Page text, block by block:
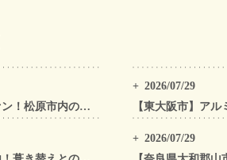
松原市の屋根工事・外壁工事・外装リフォームはゼファン！松原市内の工事事例もご紹介
2026/07/29
2026/07/29